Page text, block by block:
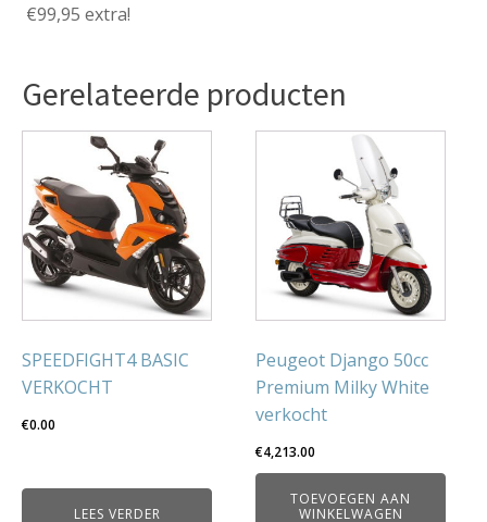
€99,95 extra!
Gerelateerde producten
SPEEDFIGHT4 BASIC
VERKOCHT
€0.00
LEES VERDER
Peugeot Django 50cc
Premium Milky White
verkocht
€4,213.00
TOEVOEGEN AAN
WINKELWAGEN